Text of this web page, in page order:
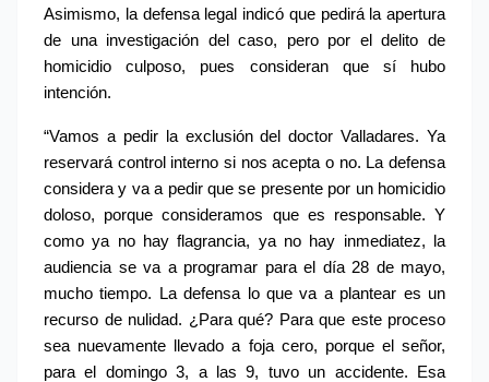
Asimismo, la defensa legal indicó que pedirá la apertura
de una investigación del caso, pero por el delito de
homicidio culposo, pues consideran que sí hubo
intención.
“Vamos a pedir la exclusión del doctor Valladares. Ya
reservará control interno si nos acepta o no. La defensa
considera y va a pedir que se presente por un homicidio
doloso, porque consideramos que es responsable. Y
como ya no hay flagrancia, ya no hay inmediatez, la
audiencia se va a programar para el día 28 de mayo,
mucho tiempo. La defensa lo que va a plantear es un
recurso de nulidad. ¿Para qué? Para que este proceso
sea nuevamente llevado a foja cero, porque el señor,
para el domingo 3, a las 9, tuvo un accidente. Esa